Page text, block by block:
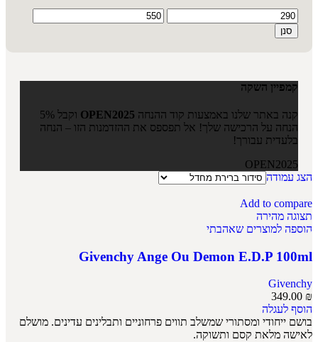
סנן
קמפיין השקה
קנה באתר שלנו באמצעות קוד ההנחה OPEN2025
וקבל 5%
הנחה על הרכישה שלך! אל תפספס את ההזדמנות הזו – הנחה
בלעדית עבורך!
OPEN2025
הצג עמודה
Add to compare
תצוגה מהירה
הוספה למוצרים שאהבתי
Givenchy Ange Ou Demon E.D.P 100ml
Givenchy
349.00 ₪
הוסף לעגלה
בושם ייחודי ומסתורי שמשלב תווים פרחוניים ותבלינים עדינים. מושלם
לאישה מלאת קסם ותשוקה.